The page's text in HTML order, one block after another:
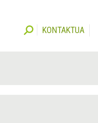
KONTAKTUA